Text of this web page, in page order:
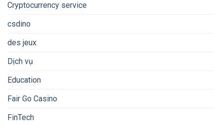
Cryptocurrency service
csdino
des jeux
Dịch vụ
Education
Fair Go Casino
FinTech